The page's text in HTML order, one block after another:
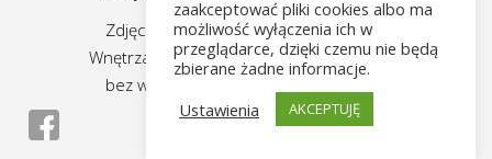
Zdjęcia na stronie są własnością firmy
Wnętrza Dabińska. Wykorzystywanie grafik
bez wyraźnej zgody firmy zabronione.
zaakceptować pliki cookies albo ma
możliwość wyłączenia ich w
przeglądarce, dzięki czemu nie będą
zbierane żadne informacje.
Ustawienia
AKCEPTUJĘ